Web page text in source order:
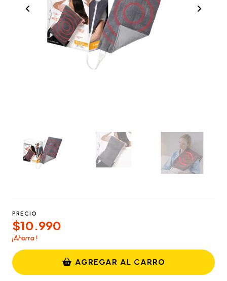
PRECIO
$10.990
¡Ahorra!
AGREGAR AL CARRO